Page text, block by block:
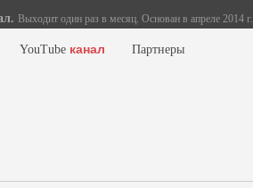
Выходит один раз в месяц. Основан в апреле 2014 г.
YouTube канал Партнеры